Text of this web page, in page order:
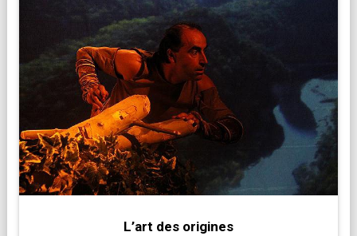
L’art des origines